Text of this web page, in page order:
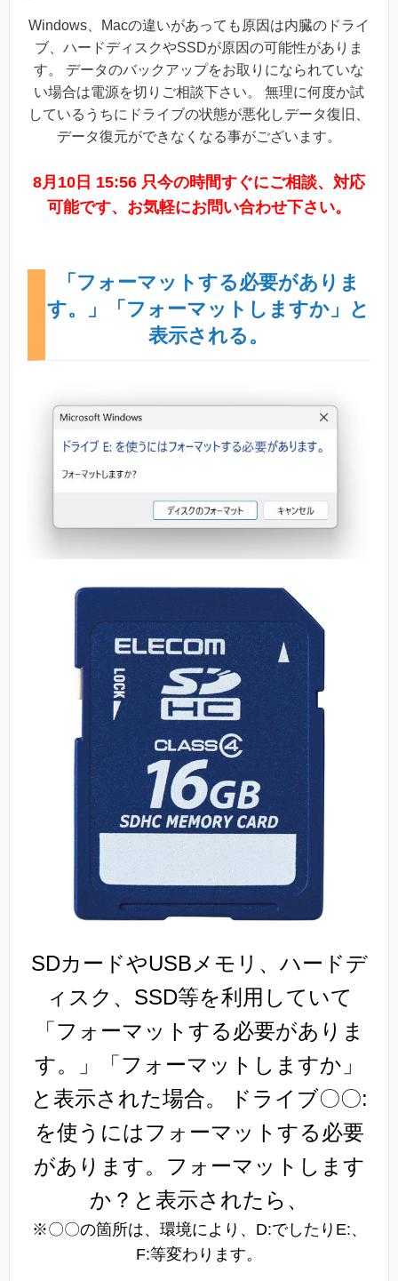
Windows、Macの違いがあっても原因は内臓のドライ
ブ、ハードディスクやSSDが原因の可能性がありま
す。 データのバックアップをお取りになられていな
い場合は電源を切りご相談下さい。 無理に何度か試
しているうちにドライブの状態が悪化しデータ復旧、
データ復元ができなくなる事がございます。
8月10日 15:56 只今の時間すぐにご相談、対応
可能です、お気軽にお問い合わせ下さい。
「フォーマットする必要がありま
す。」「フォーマットしますか」と
表示される。
SDカードやUSBメモリ、ハードデ
ィスク、SSD等を利用していて
「フォーマットする必要がありま
す。」「フォーマットしますか」
と表示された場合。
ドライブ〇〇:
を使うにはフォーマットする必要
があります。フォーマットします
か？と表示されたら、
※〇〇の箇所は、環境により、D:でしたりE:、
F:等変わります。